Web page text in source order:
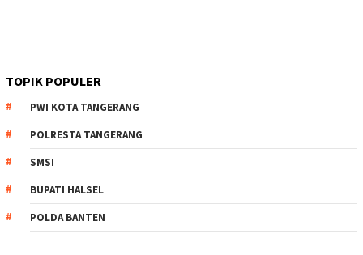
TOPIK POPULER
PWI KOTA TANGERANG
POLRESTA TANGERANG
SMSI
BUPATI HALSEL
POLDA BANTEN